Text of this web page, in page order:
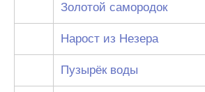
Золотой самородок
Нарост из Незера
Пузырёк воды